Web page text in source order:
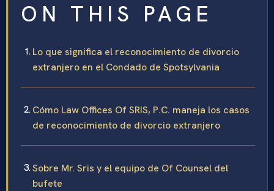
ON THIS PAGE
Lo que significa el reconocimiento de divorcio
extranjero en el Condado de Spotsylvania
Cómo Law Offices Of SRIS, P.C. maneja los casos
de reconocimiento de divorcio extranjero
Sobre Mr. Sris y el equipo de Of Counsel del
bufete